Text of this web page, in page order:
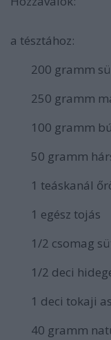
a tésztához:
200 gramm
250 gramm
100 gramm
50 gramm
1 teáskanál
1 egész tojás
1/2 csomag
1/2 deci
1 deci tokaji
40 gramm